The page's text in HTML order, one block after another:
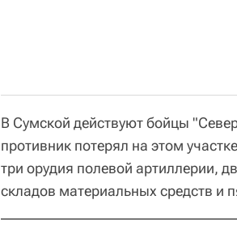
В Сумской действуют бойцы
противник потерял на этом
три орудия полевой артиллерии,
складов материальных средств и